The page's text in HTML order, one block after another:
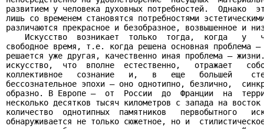
развитием у человека духовных потребностей.  Однако
лишь со временем становятся потребностями
различаются прекрасное и безобразное, возвышенное и
Искусство  возникает  только  тогда,  когда   у
свободное время, т.е. когда решена основная проблема
решается уже другая, качественно иная проблема –
искусство,  что  вполне  естественно,   отражает
коллективное   сознание   и,   в   еще   большей
бессознательное эпохи – оно однотипно, безлично,
образно. В Европе –  от  России  до  Франции  на
несколько десятков тысяч километров с запада на
количество  однотипных  памятников   первобытного
обнаруживается не только сюжетное, но и